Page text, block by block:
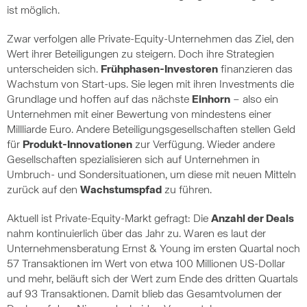
ist möglich.
Zwar verfolgen alle Private-Equity-Unternehmen das Ziel, den
Wert ihrer Beteiligungen zu steigern. Doch ihre Strategien
unterscheiden sich. Frühphasen-Investoren finanzieren das
Wachstum von Start-ups. Sie legen mit ihren Investments die
Grundlage und hoffen auf das nächste Einhorn – also ein
Unternehmen mit einer Bewertung von mindestens einer
Millliarde Euro. Andere Beteiligungsgesellschaften stellen Geld
für Produkt-Innovationen zur Verfügung. Wieder andere
Gesellschaften spezialisieren sich auf Unternehmen in
Umbruch- und Sondersituationen, um diese mit neuen Mitteln
zurück auf den Wachstumspfad zu führen.
Aktuell ist Private-Equity-Markt gefragt: Die Anzahl der Deals
nahm kontinuierlich über das Jahr zu. Waren es laut der
Unternehmensberatung Ernst & Young im ersten Quartal noch
57 Transaktionen im Wert von etwa 100 Millionen US-Dollar
und mehr, beläuft sich der Wert zum Ende des dritten Quartals
auf 93 Transaktionen. Damit blieb das Gesamtvolumen der